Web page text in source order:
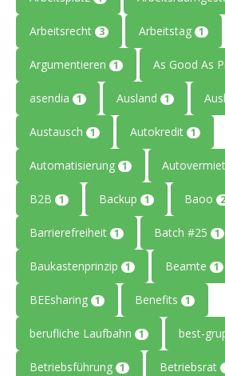
Arbeitsrecht 3 Arbeitstag 1
Argumentieren 1 As Good As
asendia 1 Ausland 1
Austausch 1 Autokredit 1
Automatisierung 1
B2B 1 Backup 1 Baoo 2
Barrierefreiheit 1 Batch #25 1
Baukastenprinzip 1 Beamte 1
BEEsharing 1 Benefits 1
berufliche Laufbahn 1 best-
Betriebsführung 1 Betriebsrat